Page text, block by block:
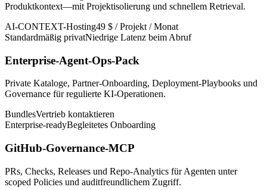
Produktkontext—mit Projektisolierung und schnellem Retrieval.
AI-CONTEXT-Hosting49 $ / Projekt / Monat
Standardmäßig privatNiedrige Latenz beim Abruf
Enterprise-Agent-Ops-Pack
Private Kataloge, Partner-Onboarding, Deployment-Playbooks und
Governance für regulierte KI-Operationen.
BundlesVertrieb kontaktieren
Enterprise-readyBegleitetes Onboarding
GitHub-Governance-MCP
PRs, Checks, Releases und Repo-Analytics für Agenten unter
scoped Policies und auditfreundlichem Zugriff.